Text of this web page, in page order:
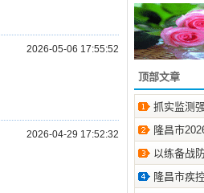
2026-05-06 17:55:52
2026-04-29 17:52:32
顶部文章
抓实监测
隆昌市
以练备战
隆昌市疾